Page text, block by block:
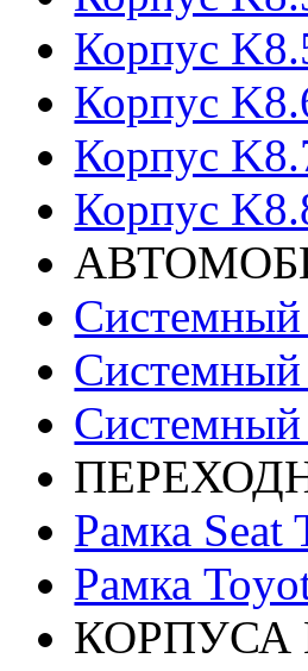
Корпус
Корпус
Корпус
Корпус
Системный
Системный
Системный
Рамка Seat
Рамка
КОРПУСА